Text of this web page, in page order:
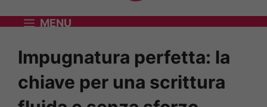
MENU
Impugnatura perfetta: la
chiave per una scrittura